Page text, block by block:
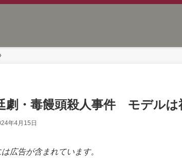
劇・毒饅頭殺人事件 モデル
年4月15日
広告が含まれています。